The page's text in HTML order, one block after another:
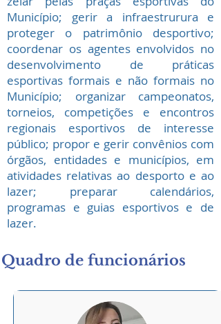
Município; gerir a infraestrurura e
proteger o patrimônio desportivo;
coordenar os agentes envolvidos no
desenvolvimento de práticas
esportivas formais e não formais no
Município; organizar campeonatos,
torneios, competições e encontros
regionais esportivos de interesse
público; propor e gerir convênios com
órgãos, entidades e municípios, em
atividades relativas ao desporto e ao
lazer; preparar calendários,
programas e guias esportivos e de
lazer.
Quadro de funcionários